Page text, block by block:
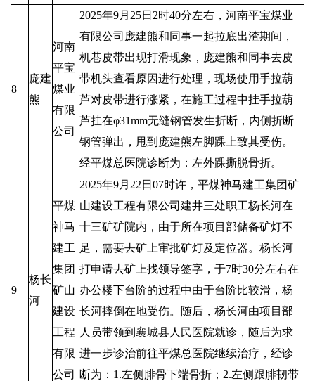
8
庞建
熊
河南
平宝
煤业
有限
公司
2025年9月25日2时40分左右，河南平宝煤业
有限公司庞建熊和同事一起拉底出渣期间，
机巷皮带出现打滑现象，庞建熊和同事去皮
带机头查看原因进行处理，现场使用手拉葫
芦对皮带进行涨紧，在施工过程中挂手拉葫
芦挂在φ31mm无缝钢管发生折断，内侧折断
钢管弹出，甩到庞建熊左脚踝上致其受伤。
经平煤总医院诊断为：左外踝撕脱骨折。
9
杨长
河
平煤
神马
建工
集团
矿山
建设
工程
有限
公司
2025年9月22日07时许，平煤神马建工集团矿
山建设工程有限公司建井三处职工杨长河在
十三矿矿院内，由于所在项目部储备矿灯不
足，需要去矿上审批矿灯及定位器。杨长河
打申请去矿上找领导签字，于7时30分左右在
办公楼下台阶的过程中由于台阶比较滑，杨
长河摔倒在地受伤。随后，杨长河由项目部
人员带领到襄城县人民医院就诊，随后为求
进一步诊治前往平煤总医院继续治疗，经诊
断为：1.左侧腓骨下端骨折；2.左侧跟腓韧带